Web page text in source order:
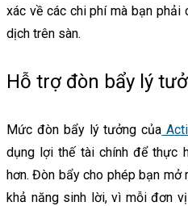
xác về các chi phí mà bạn phải
dịch trên sàn.
Hỗ trợ đòn bẩy lý
Mức đòn bẩy lý tưởng của
dụng lợi thế tài chính để thực
hơn. Đòn bẩy cho phép bạn
khả năng sinh lời, vì mỗi đơn